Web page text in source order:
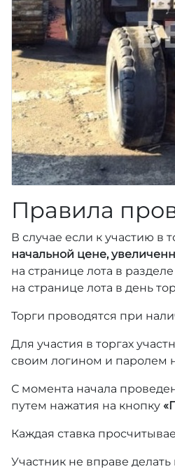
Правила
В случае если к участию в
начальной цене,
на странице лота в
на странице лота в день
Торги проводятся при
Для участия в торгах
своим логином и паролем
С момента начала
путем нажатия на кнопку
Каждая ставка
Участник не вправе